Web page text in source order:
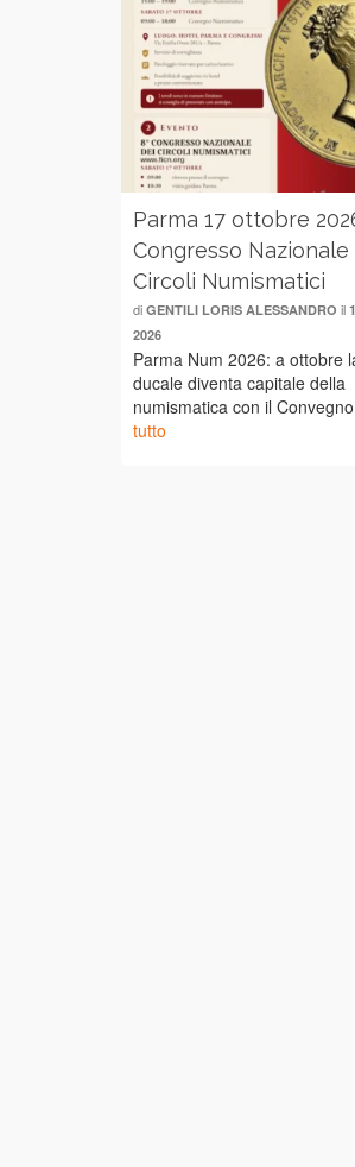
Parma 17 ottobre
Congresso Nazionale
Circoli Numismatici
di GENTILI LORIS ALESSANDRO il
2026
Parma Num 2026: a ottobre
ducale diventa capitale della
numismatica con il
tutto